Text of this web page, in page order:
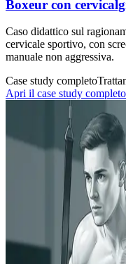
Boxeur con
Caso didattico sul
cervicale sportivo, con
manuale non aggressiva.
Case study completo
Apri il case study completo